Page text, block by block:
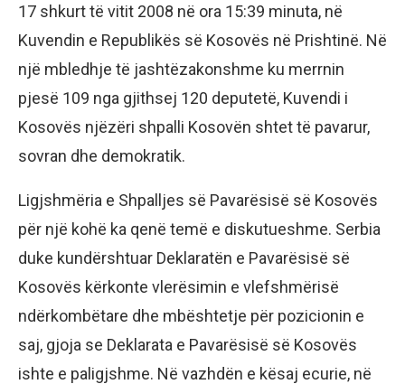
17 shkurt të vitit 2008 në ora 15:39 minuta, në
Kuvendin e Republikës së Kosovës në Prishtinë. Në
një mbledhje të jashtëzakonshme ku merrnin
pjesë 109 nga gjithsej 120 deputetë, Kuvendi i
Kosovës njëzëri shpalli Kosovën shtet të pavarur,
sovran dhe demokratik.
Ligjshmëria e Shpalljes së Pavarësisë së Kosovës
për një kohë ka qenë temë e diskutueshme. Serbia
duke kundërshtuar Deklaratën e Pavarësisë së
Kosovës kërkonte vlerësimin e vlefshmërisë
ndërkombëtare dhe mbështetje për pozicionin e
saj, gjoja se Deklarata e Pavarësisë së Kosovës
ishte e paligjshme. Në vazhdën e kësaj ecurie, në